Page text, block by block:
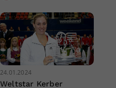
24.01.2024
Weltstar Kerber